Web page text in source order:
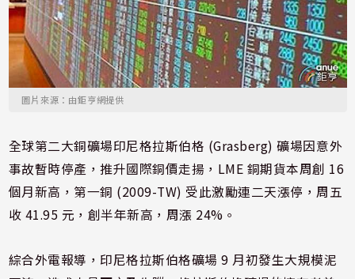
圖片來源：由鉅亨網提供
全球第二大銅礦場印尼格拉斯伯格 (Grasberg) 礦場因意外
事故暫時停產，推升國際銅價走揚，LME 銅期貨本周創 16
個月新高，第一銅 (2009-TW) 受此激勵連二天漲停，周五
收 41.95 元，創半年新高，周漲 24%。
綜合外電報導，印尼格拉斯伯格礦場 9 月初發生大規模泥